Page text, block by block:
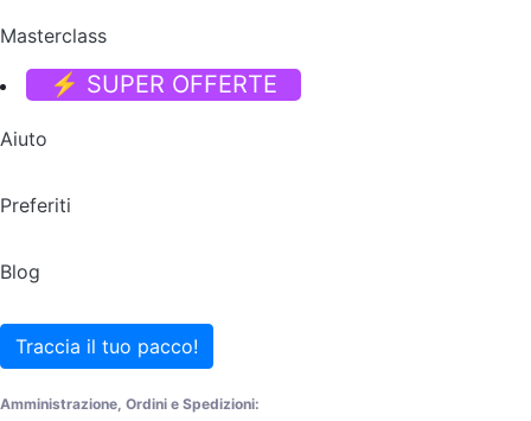
Masterclass
⚡ SUPER OFFERTE
Aiuto
Preferiti
Blog
Traccia il tuo pacco!
Amministrazione, Ordini e Spedizioni: